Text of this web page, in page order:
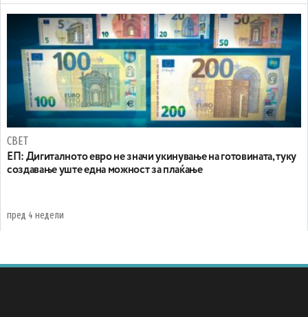
СВЕТ
ЕП: Дигиталното евро не значи укинување на готовината, туку
создавање уште една можност за плаќање
пред 4 недели